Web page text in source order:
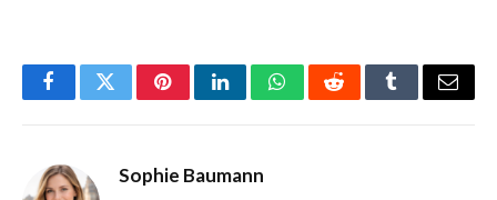
FacebookTwitterPinterestLinkedInWhatsAppRedditTumblrEmail
Sophie Baumann